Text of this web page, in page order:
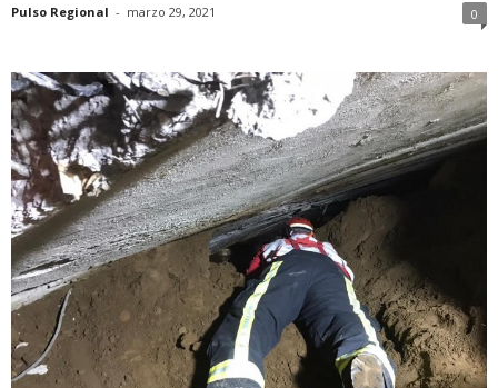
Pulso Regional - marzo 29, 2021 0